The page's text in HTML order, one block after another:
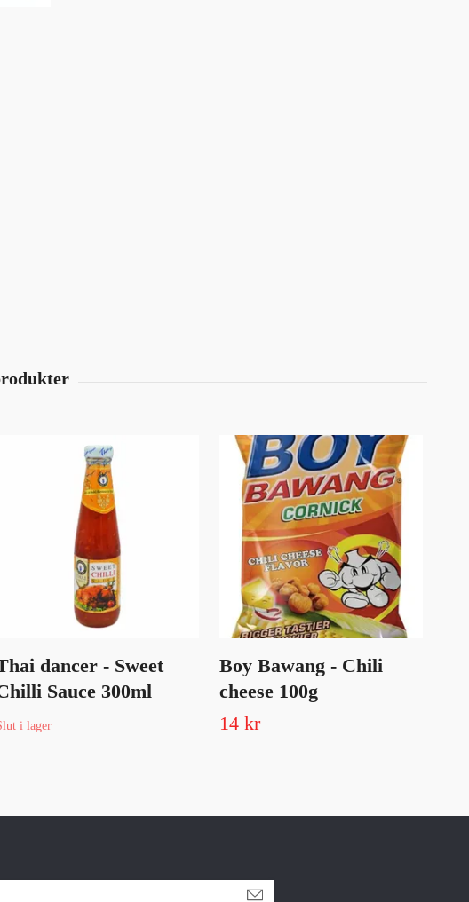
dancer - Sweet
Sauce 300ml
i lager
Boy Bawang - Chili
cheese 100g
14 kr